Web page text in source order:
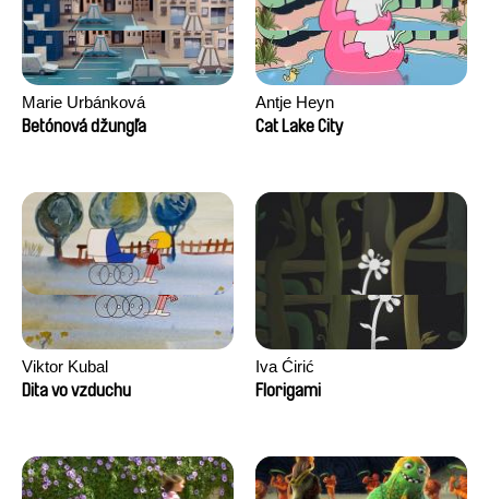
Marie Urbánková
Betónová džungľa
Antje Heyn
Cat Lake City
Viktor Kubal
Dita vo vzduchu
Iva Ćirić
Florigami